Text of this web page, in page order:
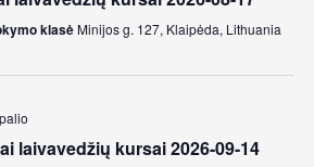
klasėMinijos g. 127, Klaipėda, Lithuania
laivavedžių kursai 2026-09-14